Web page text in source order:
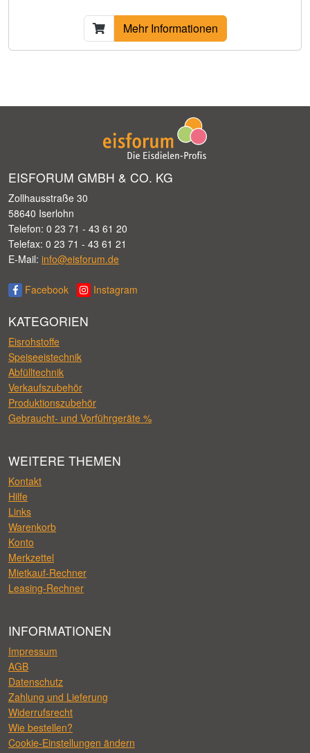
Mehr Informationen
EISFORUM GMBH & CO. KG
Zollhausstraße 30
58640 Iserlohn
Telefon: 0 23 71 - 43 61 20
Telefax: 0 23 71 - 43 61 21
E-Mail: info@eisforum.de
Facebook Instagram
KATEGORIEN
Eisrohstoffe
Speiseeistechnik
Abfülltechnik
Verkaufszubehör
Produktionszubehör
Gebraucht- und Vorführgeräte %
WEITERE THEMEN
Kontakt
Hilfe
Links
Warenkorb
Konto
Merkzettel
Mietkauf-Rechner
Leasing-Rechner
INFORMATIONEN
Impressum
AGB
Datenschutz
Zahlung und Lieferung
Widerrufsrecht
Wie bestellen?
Cookie-Einstellungen ändern